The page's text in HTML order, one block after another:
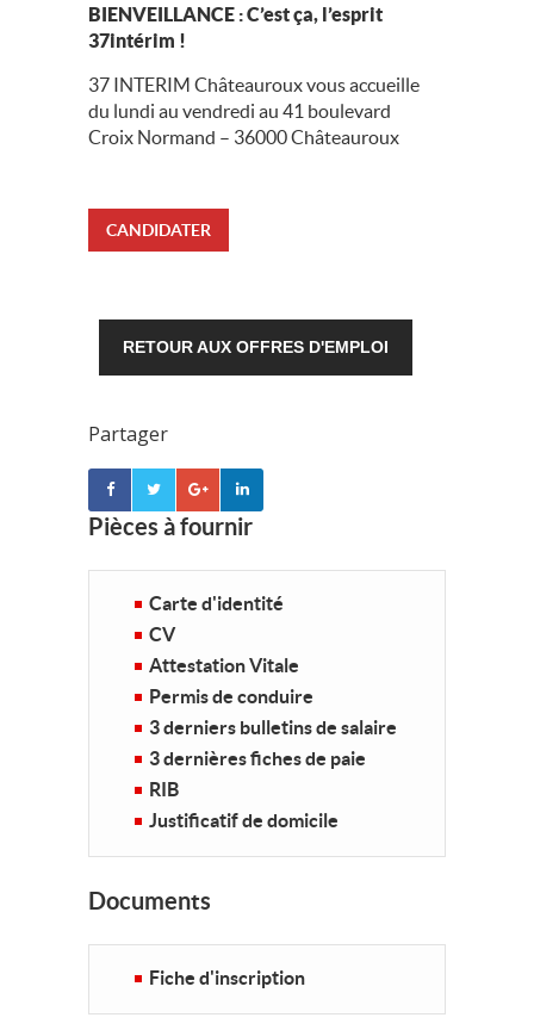
BIENVEILLANCE : C’est ça, l’esprit
37intérim !
37 INTERIM Châteauroux vous accueille
du lundi au vendredi au 41 boulevard
Croix Normand – 36000 Châteauroux
CANDIDATER
RETOUR AUX OFFRES D'EMPLOI
Partager
Pièces à fournir
Carte d'identité
CV
Attestation Vitale
Permis de conduire
3 derniers bulletins de salaire
3 dernières fiches de paie
RIB
Justificatif de domicile
Documents
Fiche d'inscription